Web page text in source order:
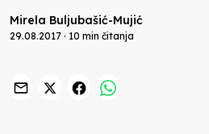
Mirela Buljubašić-Mujić
29.08.2017 · 10 min čitanja